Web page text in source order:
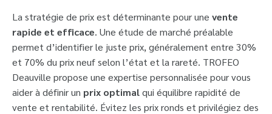
La stratégie de prix est déterminante pour une vente
rapide et efficace. Une étude de marché préalable
permet d’identifier le juste prix, généralement entre 30%
et 70% du prix neuf selon l’état et la rareté. TROFEO
Deauville propose une expertise personnalisée pour vous
aider à définir un prix optimalqui équilibre rapidité de
vente et rentabilité. Évitez les prix ronds et privilégiez des